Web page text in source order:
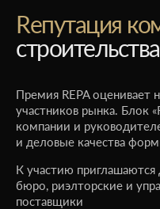
Rепутация
строительства
Премия REPA оценивает
участников рынка. Блок
компании и
и деловые качества
К участию приглашаются
бюро, риэлторские и
поставщики